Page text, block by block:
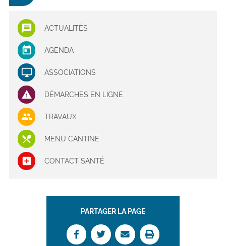
ACTUALITÉS
AGENDA
ASSOCIATIONS
DÉMARCHES EN LIGNE
TRAVAUX
MENU CANTINE
CONTACT SANTÉ
PARTAGER LA PAGE